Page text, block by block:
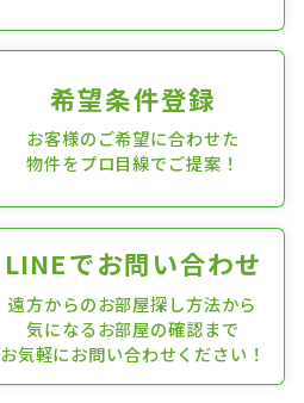
希望条件登録
お客様のご希望に合わせた
物件をプロ目線でご提案！
LINEでお問い合わせ
遠方からのお部屋探し方法から
気になるお部屋の確認まで
お気軽にお問い合わせください！